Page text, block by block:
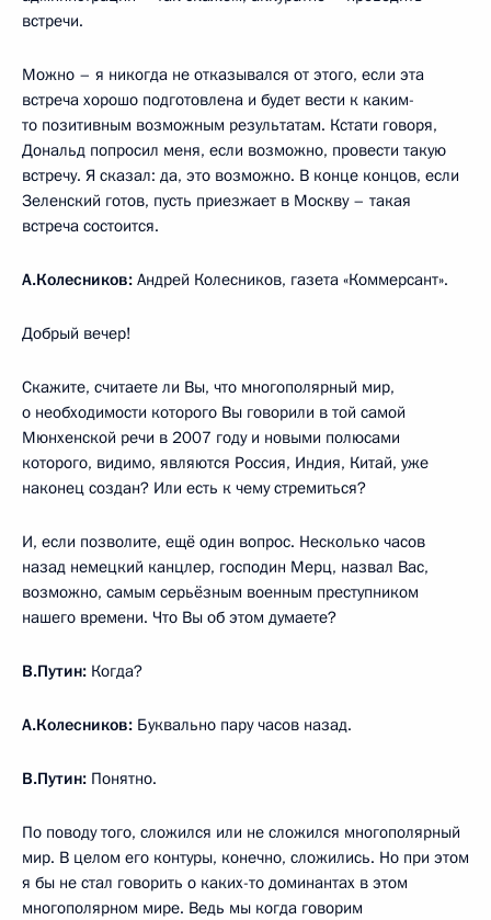
встречи.
Можно – я никогда не отказывался от этого, если эта
встреча хорошо подготовлена и будет вести к каким-
то позитивным возможным результатам. Кстати говоря,
Дональд попросил меня, если возможно, провести такую
встречу. Я сказал: да, это возможно. В конце концов, если
Зеленский готов, пусть приезжает в Москву – такая
встреча состоится.
А.Колесников: Андрей Колесников, газета «Коммерсант».
Добрый вечер!
Скажите, считаете ли Вы, что многополярный мир,
о необходимости которого Вы говорили в той самой
Мюнхенской речи в 2007 году и новыми полюсами
которого, видимо, являются Россия, Индия, Китай, уже
наконец создан? Или есть к чему стремиться?
И, если позволите, ещё один вопрос. Несколько часов
назад немецкий канцлер, господин Мерц, назвал Вас,
возможно, самым серьёзным военным преступником
нашего времени. Что Вы об этом думаете?
В.Путин: Когда?
А.Колесников: Буквально пару часов назад.
В.Путин: Понятно.
По поводу того, сложился или не сложился многополярный
мир. В целом его контуры, конечно, сложились. Но при этом
я бы не стал говорить о каких-то доминантах в этом
многополярном мире. Ведь мы когда говорим